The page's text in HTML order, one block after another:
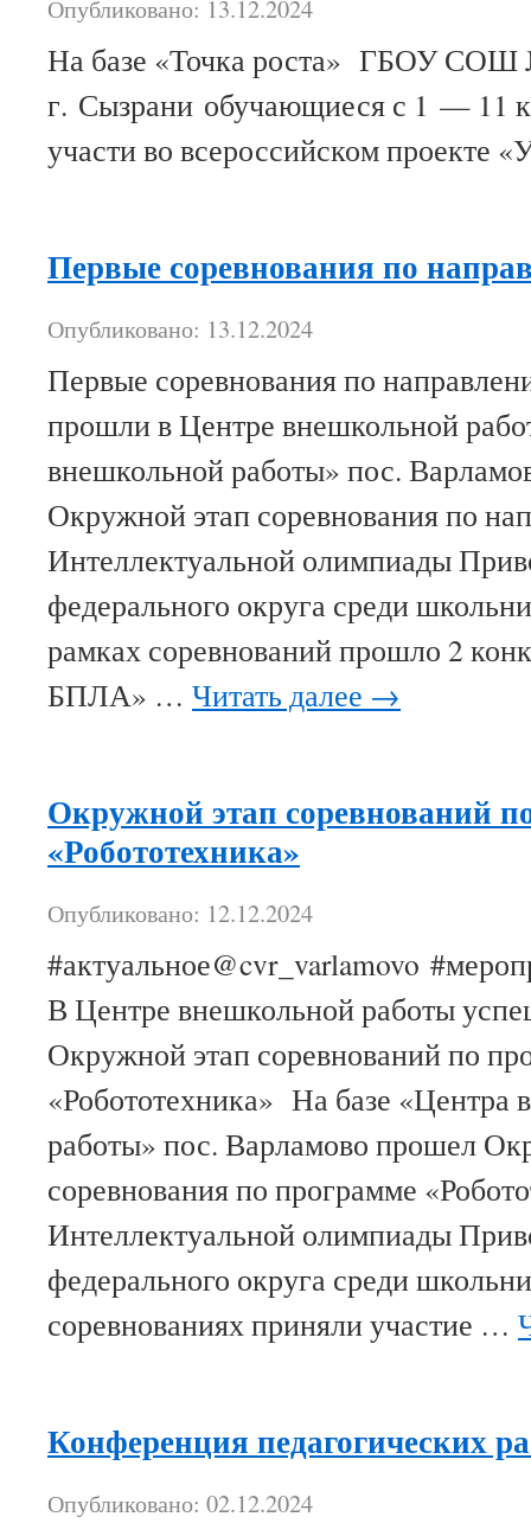
Опубликовано: 13.12.2024
На базе «Точка роста» ГБОУ
г. Сызрани обучающиеся с 1 — 11
участи во всероссийском проекте
Первые соревнования по
Опубликовано: 13.12.2024
Первые соревнования по
прошли в Центре внешкольной
внешкольной работы» пос.
Окружной этап соревнования по
Интеллектуальной олимпиады
федерального округа среди
рамках соревнований прошло 2
БПЛА» … Читать далее →
Окружной этап соревнований
«Робототехника»
Опубликовано: 12.12.2024
#актуальное@cvr_varlamovo
В Центре внешкольной работы
Окружной этап соревнований по
«Робототехника» На базе «Центра
работы» пос. Варламово прошел
соревнования по программе
Интеллектуальной олимпиады
федерального округа среди
соревнованиях приняли участие …
Конференция педагогических
Опубликовано: 02.12.2024